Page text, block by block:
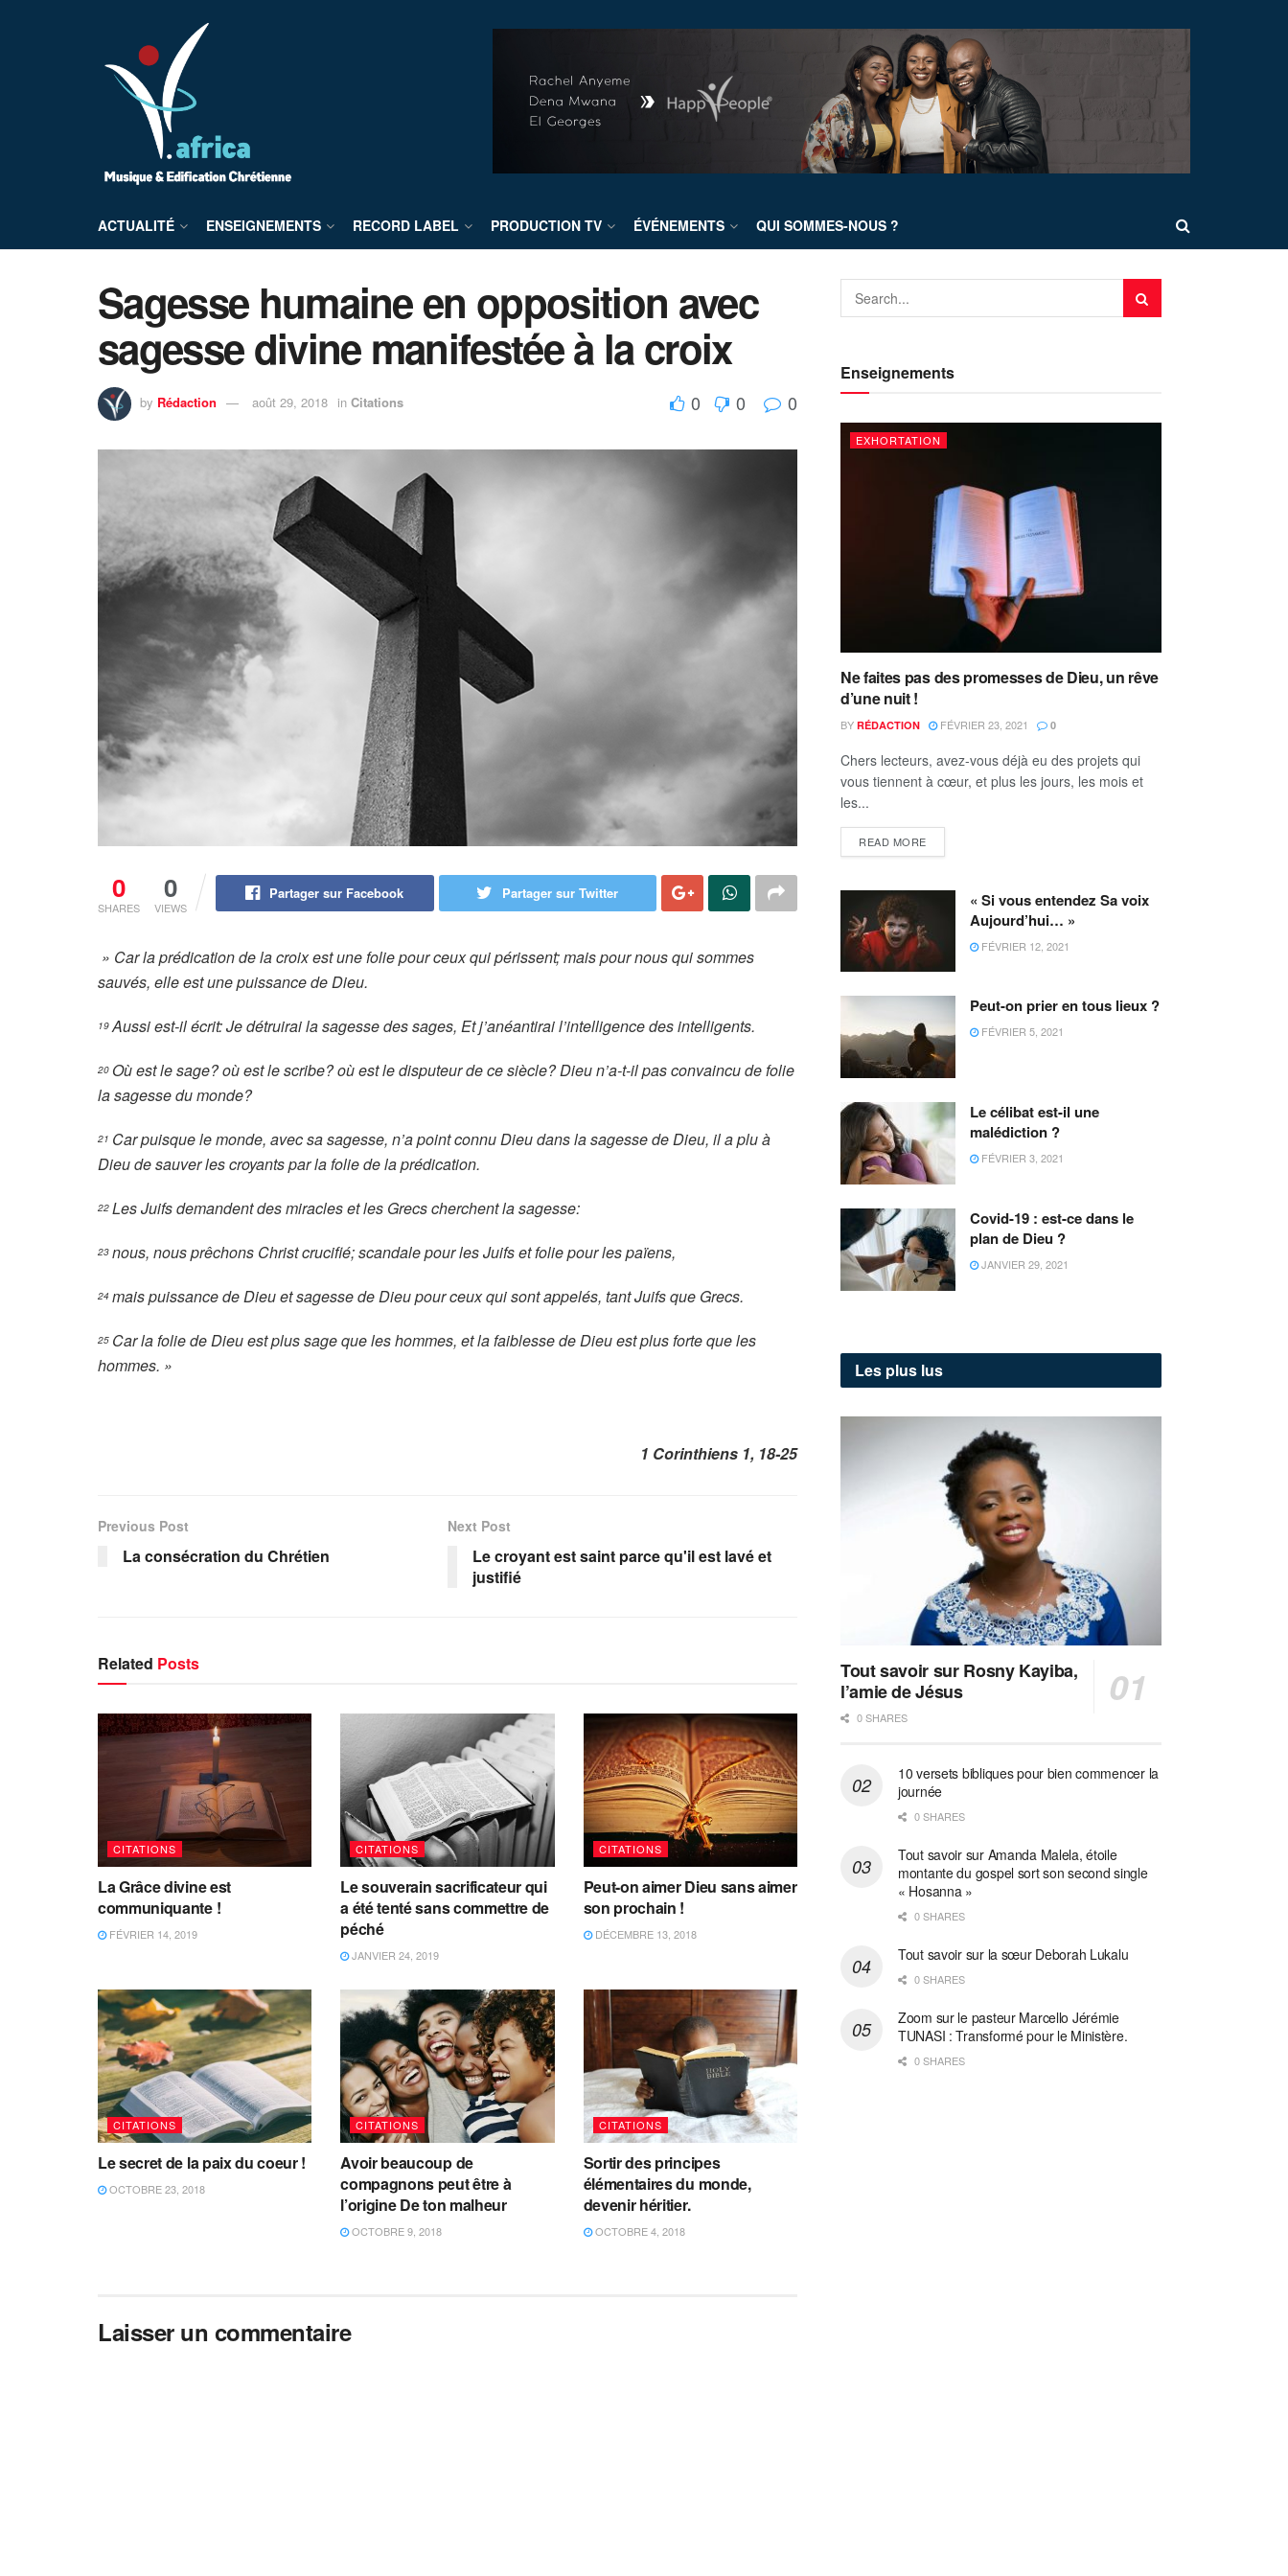
ACTUALITÉ ENSEIGNEMENTS RECORD LABEL PRODUCTION TV ÉVÉNEMENTS QUI SOMMES-NOUS ?
Sagesse humaine en opposition avec
sagesse divine manifestée à la croix
by Rédaction août 29, 2018 in Citations 0 0 0
0
SHARES
0
VIEWS
Partager sur Facebook Partager sur Twitter
» Car la prédication de la croix est une folie pour ceux qui périssent; mais pour nous qui sommes
sauvés, elle est une puissance de Dieu.
19 Aussi est-il écrit: Je détruirai la sagesse des sages, Et j’anéantirai l’intelligence des intelligents.
20 Où est le sage? où est le scribe? où est le disputeur de ce siècle? Dieu n’a-t-il pas convaincu de folie
la sagesse du monde?
21 Car puisque le monde, avec sa sagesse, n’a point connu Dieu dans la sagesse de Dieu, il a plu à
Dieu de sauver les croyants par la folie de la prédication.
22 Les Juifs demandent des miracles et les Grecs cherchent la sagesse:
23 nous, nous prêchons Christ crucifié; scandale pour les Juifs et folie pour les païens,
24 mais puissance de Dieu et sagesse de Dieu pour ceux qui sont appelés, tant Juifs que Grecs.
25 Car la folie de Dieu est plus sage que les hommes, et la faiblesse de Dieu est plus forte que les
hommes. »
1 Corinthiens 1, 18-25
Previous Post
La consécration du Chrétien
Next Post
Le croyant est saint parce qu'il est lavé et
justifié
Related Posts
CITATIONS
La Grâce divine est
communiquante !
FÉVRIER 14, 2019
CITATIONS
Le souverain sacrificateur qui
a été tenté sans commettre de
péché
JANVIER 24, 2019
CITATIONS
Peut-on aimer Dieu sans aimer
son prochain !
DÉCEMBRE 13, 2018
CITATIONS
Le secret de la paix du coeur !
OCTOBRE 23, 2018
CITATIONS
Avoir beaucoup de
compagnons peut être à
l’origine De ton malheur
OCTOBRE 9, 2018
CITATIONS
Sortir des principes
élémentaires du monde,
devenir héritier.
OCTOBRE 4, 2018
Laisser un commentaire
Enseignements
EXHORTATION
Ne faites pas des promesses de Dieu, un rêve
d’une nuit !
BY RÉDACTION FÉVRIER 23, 2021 0
Chers lecteurs, avez-vous déjà eu des projets qui
vous tiennent à cœur, et plus les jours, les mois et
les...
READ MORE
« Si vous entendez Sa voix
Aujourd’hui… »
FÉVRIER 12, 2021
Peut-on prier en tous lieux ?
FÉVRIER 5, 2021
Le célibat est-il une
malédiction ?
FÉVRIER 3, 2021
Covid-19 : est-ce dans le
plan de Dieu ?
JANVIER 29, 2021
Les plus lus
Tout savoir sur Rosny Kayiba,
l’amie de Jésus
0 SHARES
10 versets bibliques pour bien commencer la
journée
0 SHARES
Tout savoir sur Amanda Malela, étoile
montante du gospel sort son second single
« Hosanna »
0 SHARES
Tout savoir sur la sœur Deborah Lukalu
0 SHARES
Zoom sur le pasteur Marcello Jérémie
TUNASI : Transformé pour le Ministère.
0 SHARES